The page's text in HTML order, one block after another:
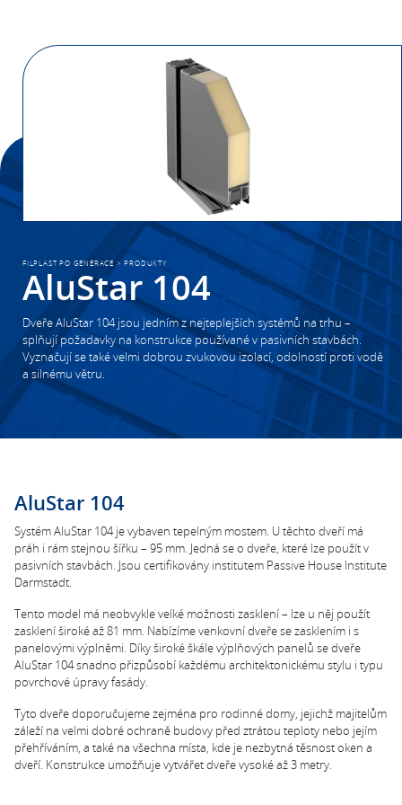
FILPLAST PO GENERACE >PRODUKTY
AluStar 104
Dveře AluStar 104 jsou jedním z nejteplejších systémů na trhu –
splňují požadavky na konstrukce používané v pasivních stavbách.
Vyznačují se také velmi dobrou zvukovou izolací, odolností proti vodě
a silnému větru.
AluStar 104
Systém AluStar 104 je vybaven tepelným mostem. U těchto dveří má
práh i rám stejnou šířku – 95 mm. Jedná se o dveře, které lze použít v
pasivních stavbách. Jsou certifikovány institutem Passive House Institute
Darmstadt.
Tento model má neobvykle velké možnosti zasklení – lze u něj použít
zasklení široké až 81 mm. Nabízíme venkovní dveře se zasklením i s
panelovými výplněmi. Díky široké škále výplňových panelů se dveře
AluStar 104 snadno přizpůsobí každému architektonickému stylu i typu
povrchové úpravy fasády.
Tyto dveře doporučujeme zejména pro rodinné domy, jejichž majitelům
záleží na velmi dobré ochraně budovy před ztrátou teploty nebo jejím
přehříváním, a také na všechna místa, kde je nezbytná těsnost oken a
dveří. Konstrukce umožňuje vytvářet dveře vysoké až 3 metry.